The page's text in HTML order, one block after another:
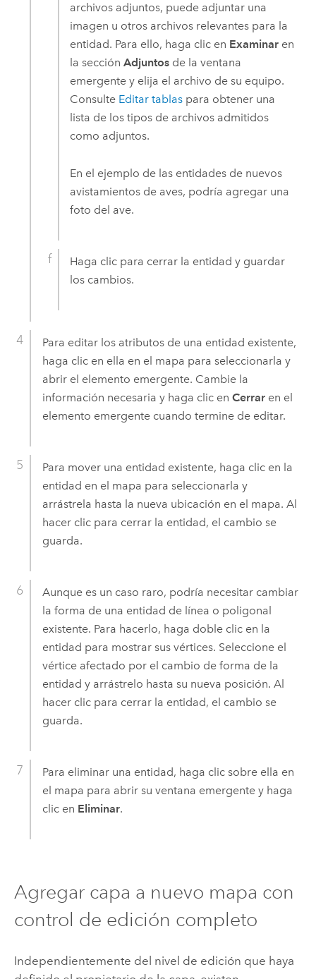
archivos adjuntos, puede adjuntar una
imagen u otros archivos relevantes para la
entidad. Para ello, haga clic en Examinar en
la secciónAdjuntos de la ventana
emergente y elija el archivo de su equipo.
Consulte Editar tablas para obtener una
lista de los tipos de archivos admitidos
como adjuntos.
En el ejemplo de las entidades de nuevos
avistamientos de aves, podría agregar una
foto del ave.
Haga clic para cerrar la entidad y guardar
los cambios.
Para editar los atributos de una entidad existente,
haga clic en ella en el mapa para seleccionarla y
abrir el elemento emergente. Cambie la
información necesaria y haga clic en Cerraren el
elemento emergente cuando termine de editar.
Para mover una entidad existente, haga clic en la
entidad en el mapa para seleccionarla y
arrástrela hasta la nueva ubicación en el mapa. Al
hacer clic para cerrar la entidad, el cambio se
guarda.
Aunque es un caso raro, podría necesitar cambiar
la forma de una entidad de línea o poligonal
existente. Para hacerlo, haga doble clic en la
entidad para mostrar sus vértices. Seleccione el
vértice afectado por el cambio de forma de la
entidad y arrástrelo hasta su nueva posición. Al
hacer clic para cerrar la entidad, el cambio se
guarda.
Para eliminar una entidad, haga clic sobre ella en
el mapa para abrir su ventana emergente y haga
clic en Eliminar.
Agregar capa a nuevo mapa con
control de edición completo
Independientemente del nivel de edición que haya